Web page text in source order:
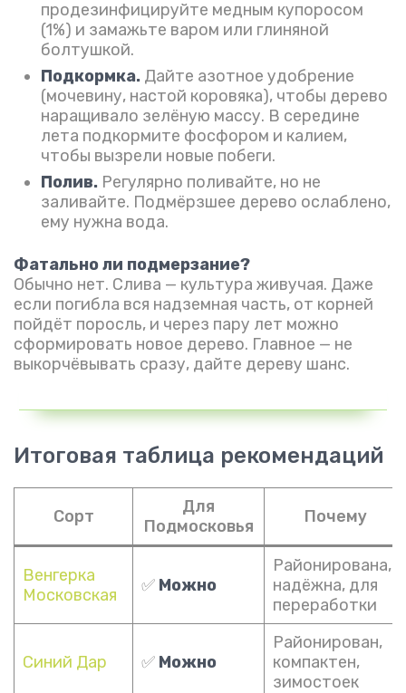
продезинфицируйте медным купоросом
(1%) и замажьте варом или глиняной
болтушкой.
Подкормка. Дайте азотное удобрение
(мочевину, настой коровяка), чтобы дерево
наращивало зелёную массу. В середине
лета подкормите фосфором и калием,
чтобы вызрели новые побеги.
Полив. Регулярно поливайте, но не
заливайте. Подмёрзшее дерево ослаблено,
ему нужна вода.
Фатально ли подмерзание?
Обычно нет. Слива — культура живучая. Даже
если погибла вся надземная часть, от корней
пойдёт поросль, и через пару лет можно
сформировать новое дерево. Главное — не
выкорчёвывать сразу, дайте дереву шанс.
Итоговая таблица рекомендаций
Сорт
Для
Подмосковья
Почему
Венгерка
Московская
✅ Можно
Районирована,
надёжна, для
переработки
Синий Дар ✅ Можно
Районирован,
компактен,
зимостоек